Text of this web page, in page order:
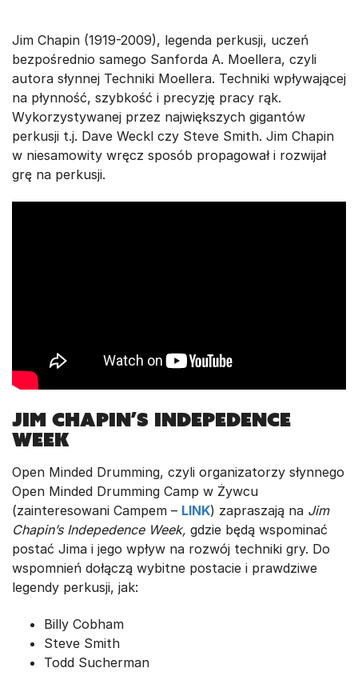
Jim Chapin (1919-2009), legenda perkusji, uczeń
bezpośrednio samego Sanforda A. Moellera, czyli
autora słynnej Techniki Moellera. Techniki wpływającej
na płynność, szybkość i precyzję pracy rąk.
Wykorzystywanej przez największych gigantów
perkusji t.j. Dave Weckl czy Steve Smith. Jim Chapin
w niesamowity wręcz sposób propagował i rozwijał
grę na perkusji.
Jim Chapin’s Indepedence
Week
Open Minded Drumming, czyli organizatorzy słynnego
Open Minded Drumming Camp w Żywcu
(zainteresowani Campem – LINK) zapraszają na Jim
Chapin’s Indepedence Week, gdzie będą wspominać
postać Jima i jego wpływ na rozwój techniki gry. Do
wspomnień dołączą wybitne postacie i prawdziwe
legendy perkusji, jak:
Billy Cobham
Steve Smith
Todd Sucherman